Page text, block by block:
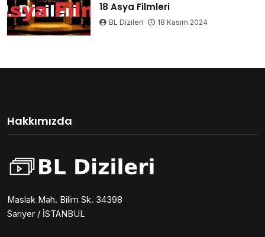
18 Asya Filmleri
BL Dizileri 18 Kasım 2024
Hakkımızda
Maslak Mah. Bilim Sk. 34398
Sarıyer / İSTANBUL